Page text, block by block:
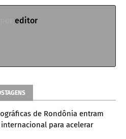
editor
de Rondônia entram
para acelerar